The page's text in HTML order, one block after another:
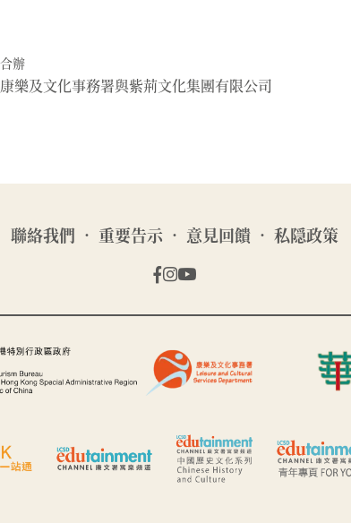
合辦
康樂及文化事務署與紫荊文化集團有限公司
聯絡我們 重要告示 意見回饋 私隠政策